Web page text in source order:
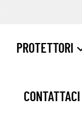
PROTETTORI
CONTATTACI